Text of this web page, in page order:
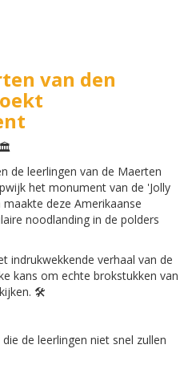
van den
🏛️
de leerlingen van de Maerten
het monument van de 'Jolly
deze Amerikaanse
noodlanding in de polders
indrukwekkende verhaal van de
kans om echte brokstukken van
🛠️
de leerlingen niet snel zullen